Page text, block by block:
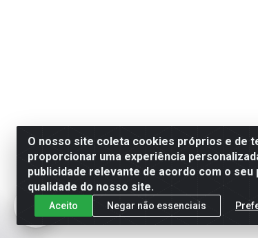
O nosso site coleta cookies próprios e de
proporcionar uma experiência
publicidade relevante de acordo com o
qualidade do nosso site.
Aceito Negar não essenciais